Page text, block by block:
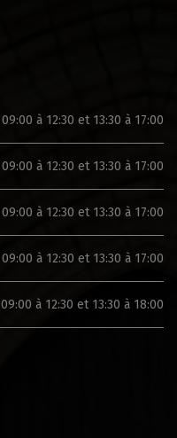
09:00 à 12:30 et 13:30 à 17:00
09:00 à 12:30 et 13:30 à 17:00
09:00 à 12:30 et 13:30 à 17:00
09:00 à 12:30 et 13:30 à 17:00
09:00 à 12:30 et 13:30 à 18:00